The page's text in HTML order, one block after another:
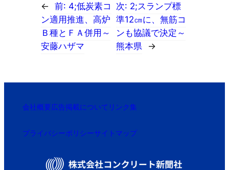
← 前: 4;低炭素コ
ン適用推進、高炉
Ｂ種とＦＡ併用～
安藤ハザマ
次: 2;スランプ標
準12㎝に、無筋コ
ンも協議で決定～
熊本県
→
会社概要広告掲載について リンク集
プライバシーポリシーサイトマップ